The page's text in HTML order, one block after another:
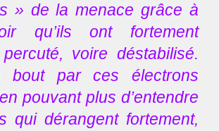
» de la menace grâce à
qu’ils ont fortement
voire déstabilisé.
bout par ces électrons
pouvant plus d’entendre
qui dérangent fortement,